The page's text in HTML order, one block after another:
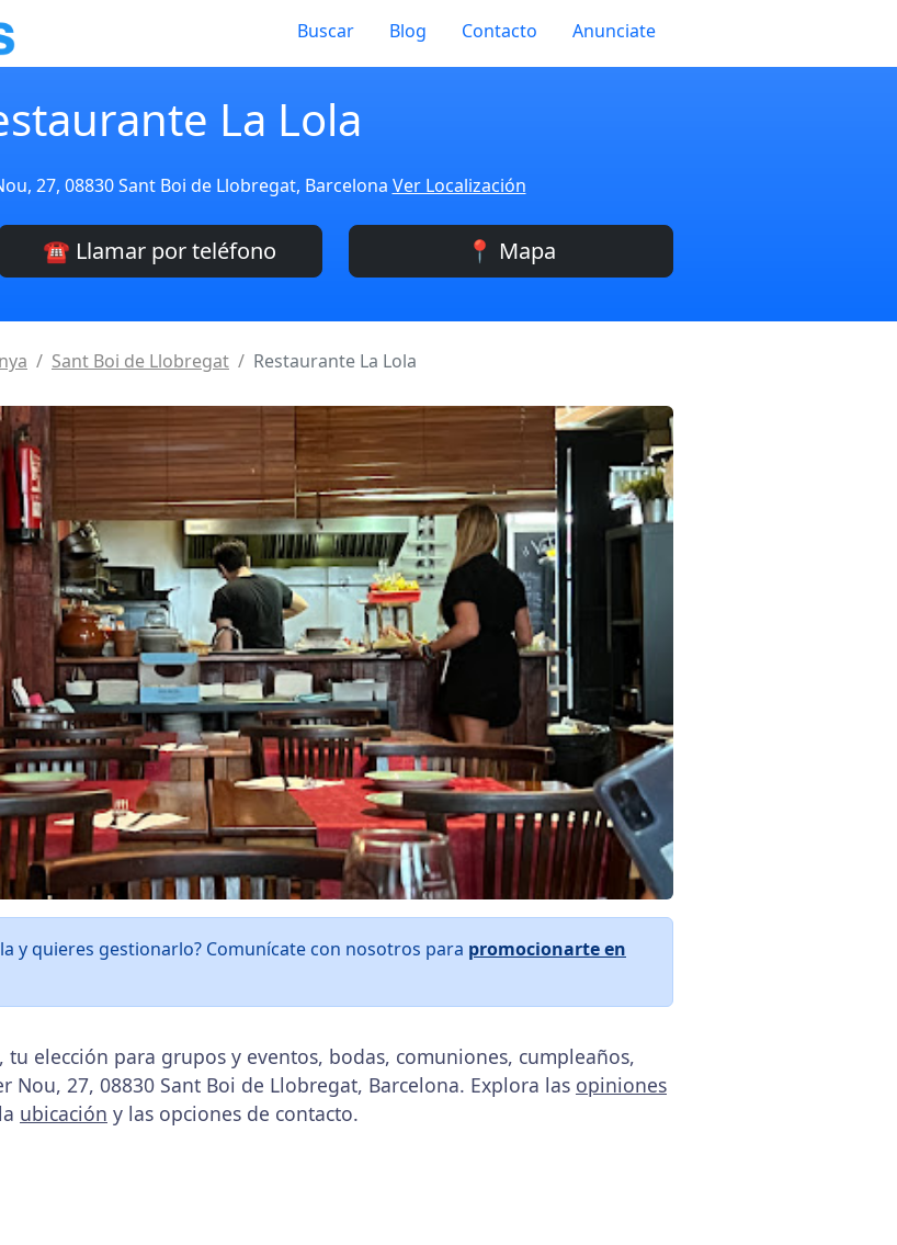
Buscar Blog Contacto Anunciate
La Lola
27, 08830 Sant Boi de Llobregat, Barcelona Ver Localización
☎️ Llamar por teléfono 📍 Mapa
Sant Boi de Llobregat Restaurante La Lola
y quieres gestionarlo? Comunícate con nosotros para promocionarte en
tu elección para grupos y eventos, bodas, comuniones, cumpleaños,
Nou, 27, 08830 Sant Boi de Llobregat, Barcelona. Explora las opiniones
ubicación y las opciones de contacto.